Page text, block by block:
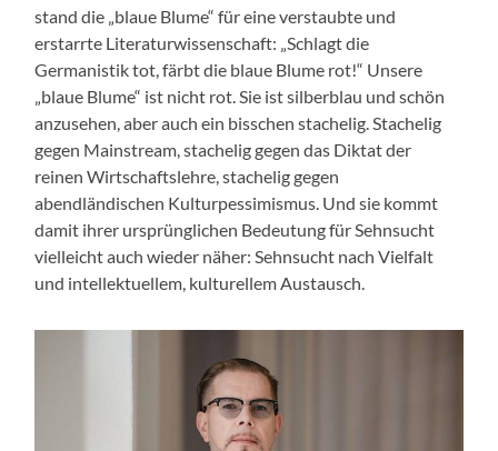
stand die „blaue Blume“ für eine verstaubte und
erstarrte Literaturwissenschaft: „Schlagt die
Germanistik tot, färbt die blaue Blume rot!“ Unsere
„blaue Blume“ ist nicht rot. Sie ist silberblau und schön
anzusehen, aber auch ein bisschen stachelig. Stachelig
gegen Mainstream, stachelig gegen das Diktat der
reinen Wirtschaftslehre, stachelig gegen
abendländischen Kulturpessimismus. Und sie kommt
damit ihrer ursprünglichen Bedeutung für Sehnsucht
vielleicht auch wieder näher: Sehnsucht nach Vielfalt
und intellektuellem, kulturellem Austausch.